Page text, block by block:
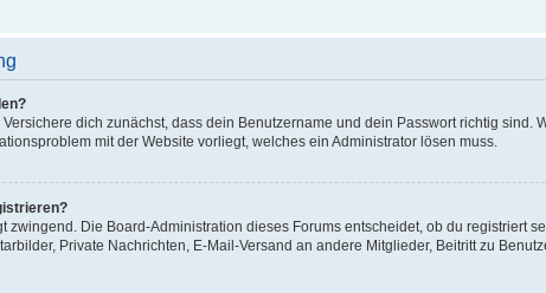
dich zunächst, dass dein Benutzername und dein Passwort richtig
mit der Website vorliegt, welches ein Administrator lösen muss.
zwingend. Die Board-Administration dieses Forums entscheidet, ob du registriert
Private Nachrichten, E-Mail-Versand an andere Mitglieder, Beitritt zu